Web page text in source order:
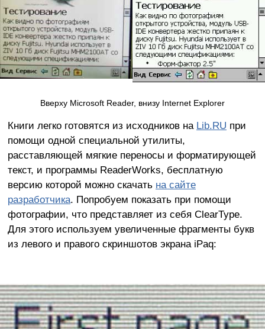
Вверху Microsoft Reader, внизу Internet Explorer
Книги легко готовятся из исходников на Lib.RU при
помощи одной специальной утилиты,
расставляющей мягкие переносы и форматирующей
текст, и программы ReaderWorks, бесплатную
версию которой можно скачать на сайте
разработчика. Попробуем показать при помощи
фотографии, что представляет из себя ClearType.
Для этого используем увеличенные фрагменты букв
из левого и правого скриншотов экрана iPaq: